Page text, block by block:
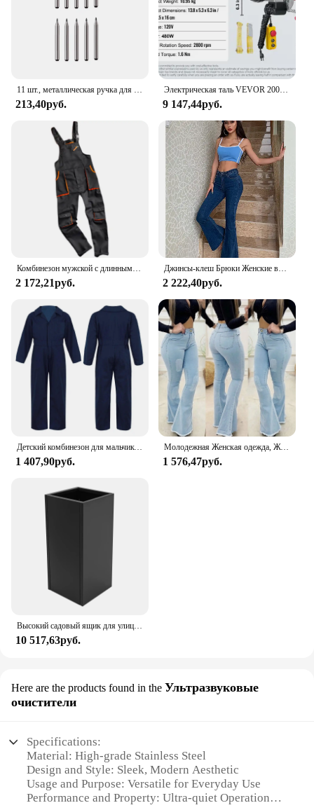
11 шт., металлическая ручка для резки стеклянной плитки
213,40руб.
Электрическая таль VEVOR 200-800 кг с проводным/беспроводным пультом дистанционного управления, подъемный кран, кабельная лебедка для лодки, автомобиля, гаражного лифта
9 147,44руб.
Комбинезон мужской с длинным рукавом, повседневный Ромпер на молнии, брюки-карго, Униформа с логотипом на заказ спецодежда мужская рабочая одежда мужская рабочая одежда робочий одяг чоловічий
2 172,21руб.
Джинсы-клеш Брюки Женские винтажные джинсы y2k Джинсы Женские модные эластичные высокие и тонкие брюки с высокой талией Уличная одежда Джинсы в стиле ретро
2 222,40руб.
Детский комбинезон для мальчиков и девочек
1 407,90руб.
Молодежная Женская одежда, Женские однотонные расклешенные высокие джинсы, модные женские брюки до щиколотки, Длинные высокие брюки
1 576,47руб.
Высокий садовый ящик для улицы/помещения, прямоугольный большой цветочный горшок, высокий металлический садовый ящик для сада, залов, патио, зоны для бассейна
10 517,63руб.
Here are the products found in the Ультразвуковые
очистители
Specifications:
Material: High-grade Stainless Steel
Design and Style: Sleek, Modern Aesthetic
Usage and Purpose: Versatile for Everyday Use
Performance and Property: Ultra-quiet Operation